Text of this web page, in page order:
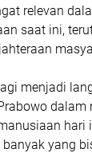
relevan
saat ini,
menjadi
dalam
hari
yang